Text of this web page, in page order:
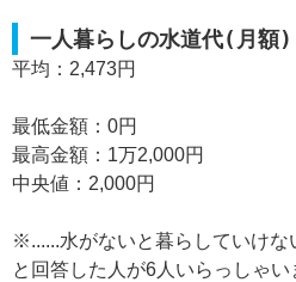
一人暮らしの水道代(月額)
平均：2,473円
最低金額：0円
最高金額：1万2,000円
中央値：2,000円
※......水がないと暮らしていけな
と回答した人が6人いらっしゃい